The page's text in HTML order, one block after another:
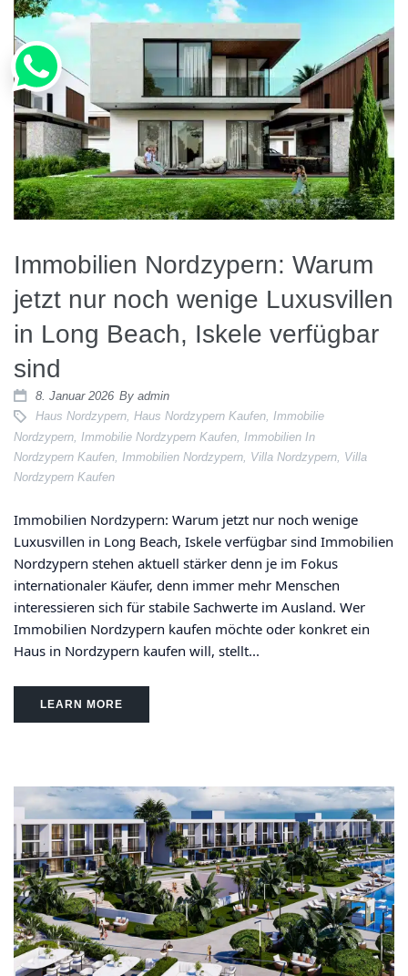
Immobilien Nordzypern: Warum
jetzt nur noch wenige Luxusvillen
in Long Beach, Iskele verfügbar
sind
8. Januar 2026 By admin
Haus Nordzypern, Haus Nordzypern Kaufen, Immobilie
Nordzypern Immobilie Nordzypern Kaufen Immobilien In
Nordzypern Kaufen Immobilien Nordzypern Villa Nordzypern Villa
Nordzypern Kaufen
Immobilien Nordzypern: Warum jetzt nur noch wenige
Luxusvillen in Long Beach, Iskele verfügbar sind Immobilien
Nordzypern stehen aktuell stärker denn je im Fokus
internationaler Käufer, denn immer mehr Menschen
interessieren sich für stabile Sachwerte im Ausland. Wer
Immobilien Nordzypern kaufen möchte oder konkret ein
Haus in Nordzypern kaufen will, stellt...
LEARN MORE